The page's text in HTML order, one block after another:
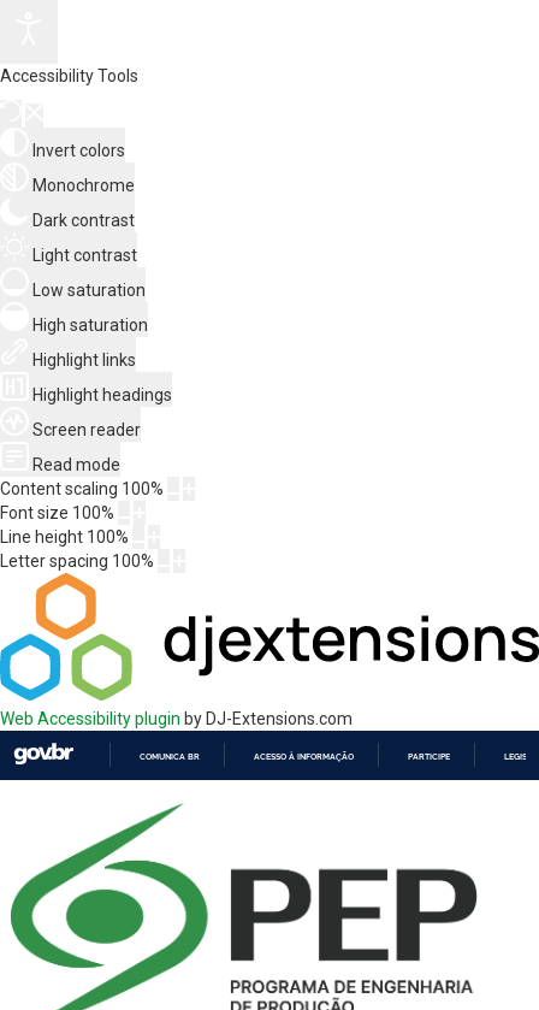
Accessibility Tools
Invert colors
Monochrome
Dark contrast
Light contrast
Low saturation
High saturation
Highlight links
Highlight headings
Screen reader
Read mode
Content scaling 100%
Font size 100%
Line height 100%
Letter spacing 100%
Web Accessibility plugin by DJ-Extensions.com
COMUNICA BR ACESSO À INFORMAÇÃO PARTICIPE